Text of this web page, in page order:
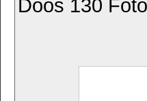
Doos 130